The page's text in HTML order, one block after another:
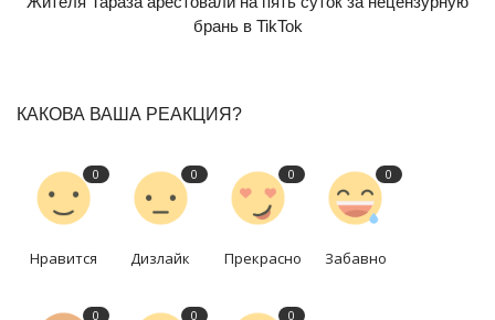
брань в TikTok
КАКОВА ВАША РЕАКЦИЯ?
0
Нравится
0
Дизлайк
0
Прекрасно
0
Забавно
0 0 0